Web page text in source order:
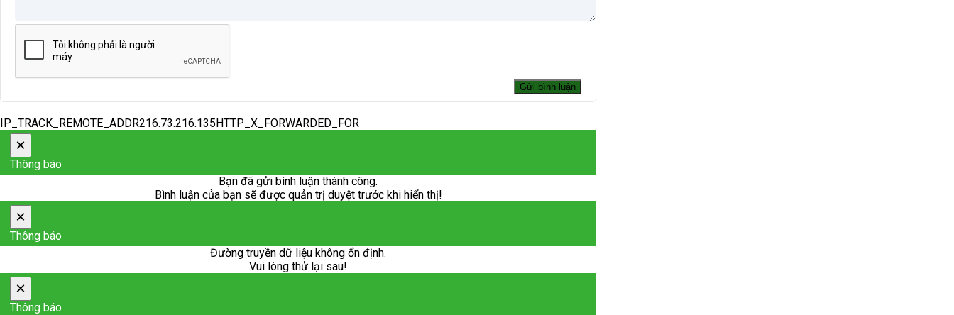
IP_TRACK_REMOTE_ADDR216.73.216.135HTTP_X_FORWARDED_FOR
×
Thông báo
Bạn đã gửi bình luận thành công.
Bình luận của bạn sẽ được quản trị duyệt trước khi hiển thị!
×
Thông báo
Đường truyền dữ liệu không ổn định.
Vui lòng thử lại sau!
×
Thông báo